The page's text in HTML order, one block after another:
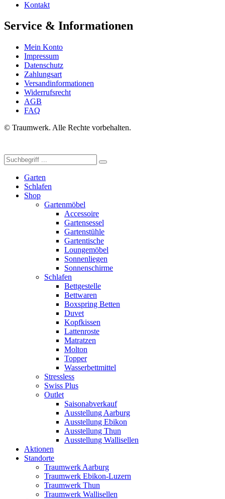
Kontakt
Service & Informationen
Mein Konto
Impressum
Datenschutz
Zahlungsart
Versandinformationen
Widerrufsrecht
AGB
FAQ
© Traumwerk. Alle Rechte vorbehalten.
Garten
Schlafen
Shop
Gartenmöbel
Accessoire
Gartensessel
Gartenstühle
Gartentische
Loungemöbel
Sonnenliegen
Sonnenschirme
Schlafen
Bettgestelle
Bettwaren
Boxspring Betten
Duvet
Kopfkissen
Lattenroste
Matratzen
Molton
Topper
Wasserbettmittel
Stressless
Swiss Plus
Outlet
Saisonabverkauf
Ausstellung Aarburg
Ausstellung Ebikon
Ausstellung Thun
Ausstellung Wallisellen
Aktionen
Standorte
Traumwerk Aarburg
Traumwerk Ebikon-Luzern
Traumwerk Thun
Traumwerk Wallisellen